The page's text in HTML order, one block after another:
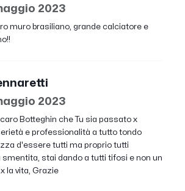
2023
muro brasiliano, grande calciatore e
2023
Botteghin che Tu sia passato x
e professionalità a tutto tondo
d'essere tutti ma proprio tutti
stai dando a tutti tifosi e non un
la vita, Grazie